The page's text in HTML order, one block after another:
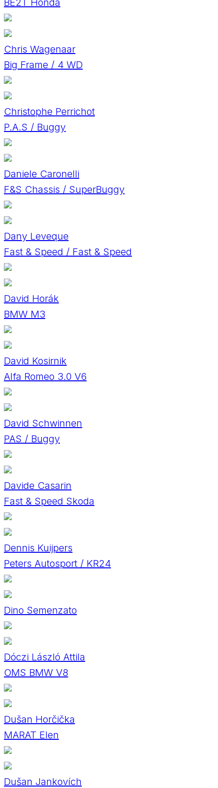
BE2T Honda
Chris Wagenaar
Big Frame / 4 WD
Christophe Perrichot
P.A.S / Buggy
Daniele Caronelli
F&S Chassis / SuperBuggy
Dany Leveque
Fast & Speed / Fast & Speed
David Horák
BMW M3
David Kosirnik
Alfa Romeo 3.0 V6
David Schwinnen
PAS / Buggy
Davide Casarin
Fast & Speed Skoda
Dennis Kuijpers
Peters Autosport / KR24
Dino Semenzato
Dóczi László Attila
OMS BMW V8
Dušan Horčička
MARAT Elen
Dušan Jankovích